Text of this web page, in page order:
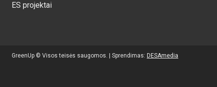
ES projektai
GreenUp © Visos teisės saugomos. | Sprendimas: DESAmedia